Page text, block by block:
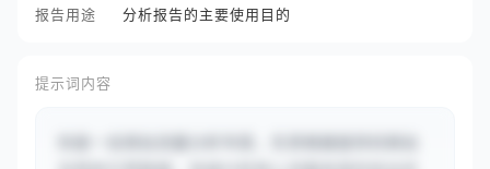
报告用途
分析报告的主要使用目的
提示词内容